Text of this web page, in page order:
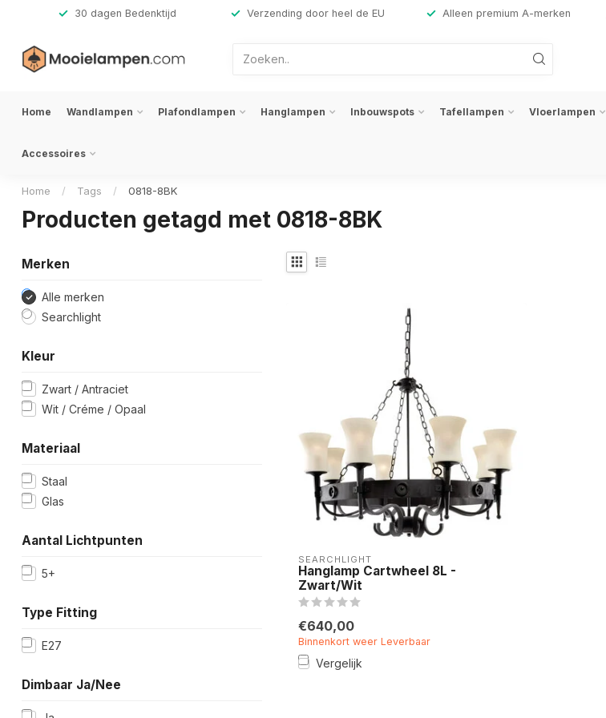
30 dagen Bedenktijd Verzending door heel de EU Alleen premium A-merken
Home Wandlampen Plafondlampen Hanglampen Inbouwspots Tafellampen Vloerlampen
Accessoires
Home / Tags / 0818-8BK
Producten getagd met 0818-8BK
Merken
Alle merken
Searchlight
Kleur
Zwart / Antraciet
Wit / Créme / Opaal
Materiaal
Staal
Glas
Aantal Lichtpunten
5+
Type Fitting
E27
Dimbaar Ja/Nee
SEARCHLIGHT
Hanglamp Cartwheel 8L -
Zwart/Wit
€640,00
Binnenkort weer Leverbaar
Vergelijk